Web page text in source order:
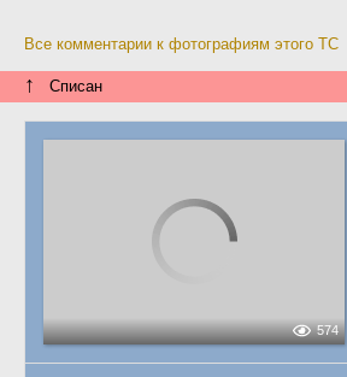
Все комментарии к фотографиям этого ТС
↑ Списан
574